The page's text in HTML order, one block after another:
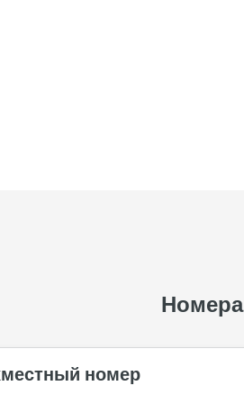
Номера
номер